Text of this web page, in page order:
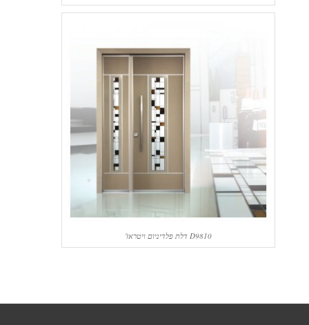
D9810 דלת פלדיניום ויטראז'